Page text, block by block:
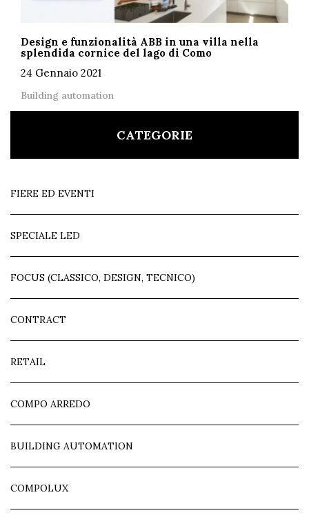
Design e funzionalità ABB in una villa nella
splendida cornice del lago di Como
24 Gennaio 2021
Building automation
CATEGORIE
FIERE ED EVENTI
SPECIALE LED
FOCUS (CLASSICO, DESIGN, TECNICO)
CONTRACT
RETAIL
COMPO ARREDO
BUILDING AUTOMATION
COMPOLUX